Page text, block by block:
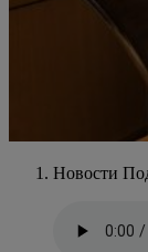
Новости